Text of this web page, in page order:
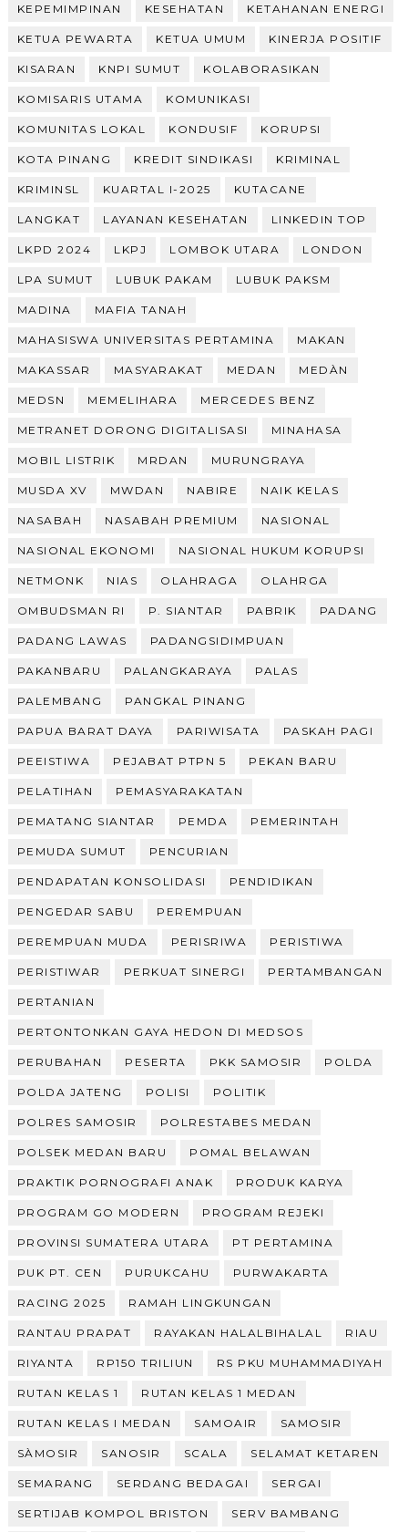
KEPEMIMPINAN KESEHATAN KETAHANAN ENERGI
KETUA PEWARTA KETUA UMUM KINERJA POSITIF
KISARAN KNPI SUMUT KOLABORASIKAN
KOMISARIS UTAMA KOMUNIKASI
KOMUNITAS LOKAL KONDUSIF KORUPSI
KOTA PINANG KREDIT SINDIKASI KRIMINAL
KRIMINSL KUARTAL I-2025 KUTACANE
LANGKAT LAYANAN KESEHATAN LINKEDIN TOP
LKPD 2024 LKPJ LOMBOK UTARA LONDON
LPA SUMUT LUBUK PAKAM LUBUK PAKSM
MADINA MAFIA TANAH
MAHASISWA UNIVERSITAS PERTAMINA MAKAN
MAKASSAR MASYARAKAT MEDAN MEDÀN
MEDSN MEMELIHARA MERCEDES BENZ
METRANET DORONG DIGITALISASI MINAHASA
MOBIL LISTRIK MRDAN MURUNGRAYA
MUSDA XV MWDAN NABIRE NAIK KELAS
NASABAH NASABAH PREMIUM NASIONAL
NASIONAL EKONOMI NASIONAL HUKUM KORUPSI
NETMONK NIAS OLAHRAGA OLAHRGA
OMBUDSMAN RI P. SIANTAR PABRIK PADANG
PADANG LAWAS PADANGSIDIMPUAN
PAKANBARU PALANGKARAYA PALAS
PALEMBANG PANGKAL PINANG
PAPUA BARAT DAYA PARIWISATA PASKAH PAGI
PEEISTIWA PEJABAT PTPN 5 PEKAN BARU
PELATIHAN PEMASYARAKATAN
PEMATANG SIANTAR PEMDA PEMERINTAH
PEMUDA SUMUT PENCURIAN
PENDAPATAN KONSOLIDASI PENDIDIKAN
PENGEDAR SABU PEREMPUAN
PEREMPUAN MUDA PERISRIWA PERISTIWA
PERISTIWAR PERKUAT SINERGI PERTAMBANGAN
PERTANIAN
PERTONTONKAN GAYA HEDON DI MEDSOS
PERUBAHAN PESERTA PKK SAMOSIR POLDA
POLDA JATENG POLISI POLITIK
POLRES SAMOSIR POLRESTABES MEDAN
POLSEK MEDAN BARU POMAL BELAWAN
PRAKTIK PORNOGRAFI ANAK PRODUK KARYA
PROGRAM GO MODERN PROGRAM REJEKI
PROVINSI SUMATERA UTARA PT PERTAMINA
PUK PT. CEN PURUKCAHU PURWAKARTA
RACING 2025 RAMAH LINGKUNGAN
RANTAU PRAPAT RAYAKAN HALALBIHALAL RIAU
RIYANTA RP150 TRILIUN RS PKU MUHAMMADIYAH
RUTAN KELAS 1 RUTAN KELAS 1 MEDAN
RUTAN KELAS I MEDAN SAMOAIR SAMOSIR
SÀMOSIR SANOSIR SCALA SELAMAT KETAREN
SEMARANG SERDANG BEDAGAI SERGAI
SERTIJAB KOMPOL BRISTON SERV BAMBANG